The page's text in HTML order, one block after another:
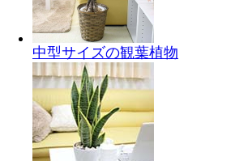
中型サイズの観葉植物